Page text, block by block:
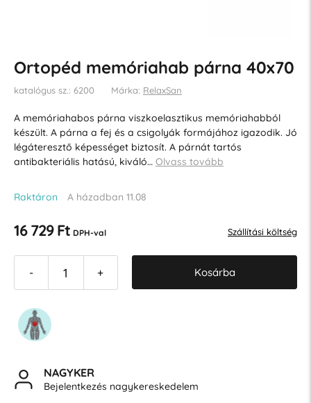
Ortopéd memóriahab párna 40x70
katalógus sz.: 6200 Márka: RelaxSan
A memóriahabos párna viszkoelasztikus memóriahabból
készült. A párna a fej és a csigolyák formájához igazodik. Jó
légáteresztő képességet biztosít. A párnát tartós
antibakteriális hatású, kiváló… Olvass tovább
Raktáron A házadban 11.08
16 729 Ft DPH-val Szállítási költség
- + Kosárba
NAGYKER
Bejelentkezés nagykereskedelem